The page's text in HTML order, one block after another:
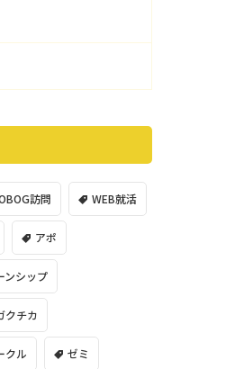
訪問 WEB就活
アポ
ンシップ
クチカ
クル ゼミ